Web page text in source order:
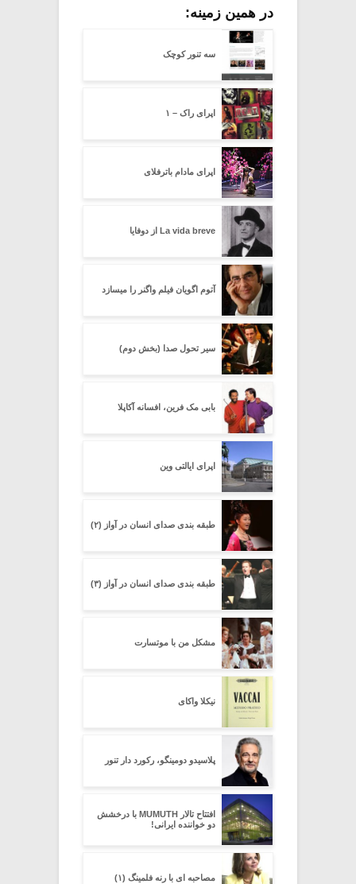
در همین زمینه:
سه تنور کوچک
اپرای راک – ۱
اپرای مادام باترفلای
La vida breve از دوفایا
آتوم اگویان فیلم واگنر را میسازد
سیر تحول صدا (بخش دوم)
بابی مک فرین، افسانه آکاپلا
اپرای ایالتی وین
طبقه بندی صدای انسان در آواز (۲)
طبقه بندی صدای انسان در آواز (۳)
مشکل من با موتسارت
نیکلا واکای
پلاسیدو دومینگو، رکورد دار تنور
افتتاح تالار MUMUTH با درخشش
دو خواننده ایرانی!
مصاحبه ای با رنه فلمینگ (۱)